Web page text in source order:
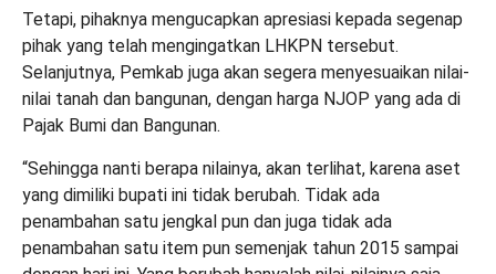
Tetapi, pihaknya mengucapkan apresiasi kepada segenap
pihak yang telah mengingatkan LHKPN tersebut.
Selanjutnya, Pemkab juga akan segera menyesuaikan nilai-
nilai tanah dan bangunan, dengan harga NJOP yang ada di
Pajak Bumi dan Bangunan.
“Sehingga nanti berapa nilainya, akan terlihat, karena aset
yang dimiliki bupati ini tidak berubah. Tidak ada
penambahan satu jengkal pun dan juga tidak ada
penambahan satu item pun semenjak tahun 2015 sampai